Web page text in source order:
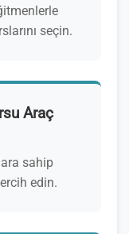
seçin.
Araç
sahip
edin.